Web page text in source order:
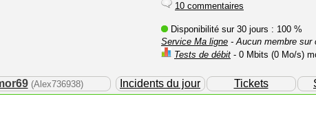
10 commentaires
Disponibilité sur 30 jours : 100 %
Service Ma ligne - Aucun membre sur
Tests de débit - 0 Mbits (0 Mo/s)
(Alex736938) Incidents du jour Tickets